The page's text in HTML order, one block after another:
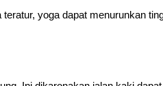
yoga dapat menurunkan